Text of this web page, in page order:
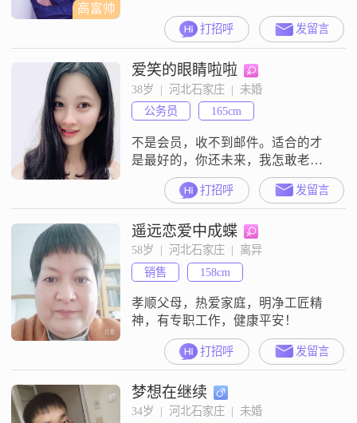
高富帅
打招呼 发留言
爱笑的眼睛啦啦
38岁  |  河北石家庄  |  未婚
公务员
165cm
不是会员，收不到邮件。适合的才
是最好的，你还未来，我怎敢老
去…因为一直考公务员，所以没考
虑过结婚这事，终于考上了，希望
从心动到白头……j
打招呼 发留言
遥远恋爱中成蝶
58岁  |  河北石家庄  |  离异
销售
158cm
孝顺父母，热爱家庭，明净工匠精
神，有专职工作，健康平安！
打招呼 发留言
梦想在继续
34岁  |  河北石家庄  |  未婚